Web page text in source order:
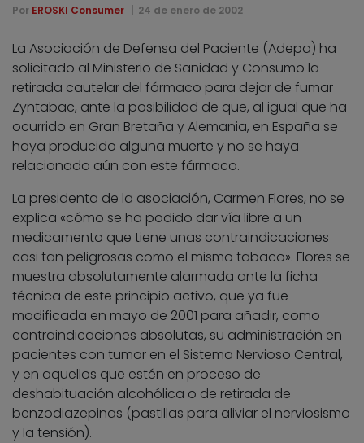
Por EROSKI Consumer 24 de enero de 2002
La Asociación de Defensa del Paciente (Adepa) ha
solicitado al Ministerio de Sanidad y Consumo la
retirada cautelar del fármaco para dejar de fumar
Zyntabac, ante la posibilidad de que, al igual que ha
ocurrido en Gran Bretaña y Alemania, en España se
haya producido alguna muerte y no se haya
relacionado aún con este fármaco.
La presidenta de la asociación, Carmen Flores, no se
explica «cómo se ha podido dar vía libre a un
medicamento que tiene unas contraindicaciones
casi tan peligrosas como el mismo tabaco». Flores se
muestra absolutamente alarmada ante la ficha
técnica de este principio activo, que ya fue
modificada en mayo de 2001 para añadir, como
contraindicaciones absolutas, su administración en
pacientes con tumor en el Sistema Nervioso Central,
y en aquellos que estén en proceso de
deshabituación alcohólica o de retirada de
benzodiazepinas (pastillas para aliviar el nerviosismo
y la tensión).